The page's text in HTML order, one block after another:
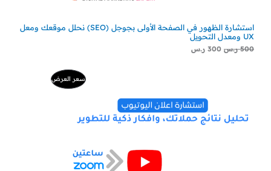
استشارة الظهور في الصفحة الأولى بجوجل (SEO) نحلل موقعك ومعل
UX ومعدل التحويل
500 ر.س 300 ر.س
سعر العرضمنتج
229 ر.س.